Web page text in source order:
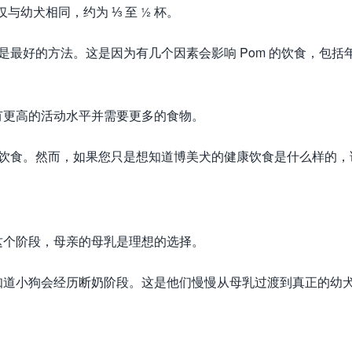
幼犬相同，约为 ⅓ 至 ½ 杯。
最好的方法。这是因为有几个因素会影响 Pom 的饮食，包括
高的活动水平并需要更多的食物。
食。然而，如果您只是想知道博美犬的健康饮食是什么样的
阶段，母亲的母乳是理想的选择。
小狗会经历断奶阶段。这是他们慢慢从母乳过渡到真正的幼